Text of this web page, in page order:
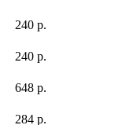
240 р.
240 р.
648 р.
284 р.